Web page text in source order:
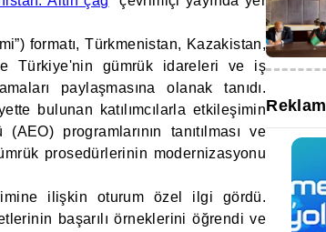
formatı, Türkmenistan, Kazakistan,
Türkiye'nin gümrük idareleri ve iş
paylaşmasına olanak tanıdı.
bulunan katılımcılarla etkileşimin
programlarının tanıtılması ve
prosedürlerinin modernizasyonu
ilişkin oturum özel ilgi gördü.
başarılı örneklerini öğrendi ve
Reklam